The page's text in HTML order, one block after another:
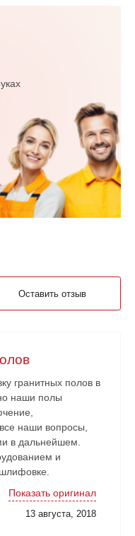
Оставить отзыв
гранитных полов в
наши полы
наши вопросы,
в дальнейшем.
и
Работа
Показать оригинал
13 августа, 2018